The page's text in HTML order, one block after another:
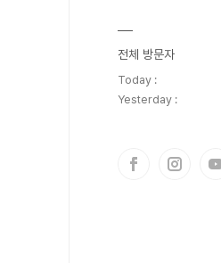
전체 방문자
Today :
Yesterday :